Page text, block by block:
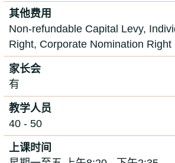
其他费用
Non-refundable Capital Levy,
Right, Corporate Nomination Right
家长会
有
教学人员
40 - 50
上课时间